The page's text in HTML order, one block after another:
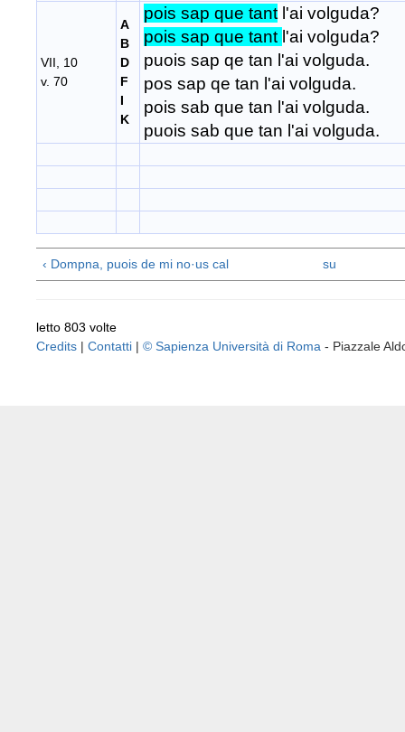
VII, 10
v. 70
A
B
D
F
I
K
pois sap que tant l'ai volguda?
pois sap que tant l'ai volguda?
puois sap qe tan l'ai volguda.
pos sap qe tan l'ai volguda.
pois sab que tan l'ai volguda.
puois sab que tan l'ai volguda.
‹ Dompna, puois de mi no·us cal su
letto 803 volte
Credits | Contatti | © Sapienza Università di Roma - Piazzale